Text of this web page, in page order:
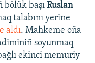
başı Ruslan
talabını yerine
aldı. Mahkeme oña
soyunmaq
ekinci memuriy